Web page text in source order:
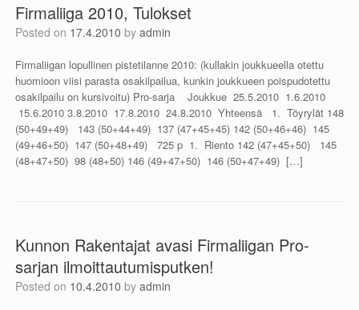
Firmaliiga 2010, Tulokset
Posted on 17.4.2010 by admin
Firmaliigan lopullinen pistetilanne 2010: (kullakin joukkueella otettu
huomioon viisi parasta osakilpailua, kunkin joukkueen poispudotettu
osakilpailu on kursivoitu) Pro-sarja Joukkue 25.5.2010 1.6.2010
15.6.2010 3.8.2010 17.8.2010 24.8.2010 Yhteensä 1. Töyrylät 148
(50+49+49) 143 (50+44+49) 137 (47+45+45) 142 (50+46+46) 145
(49+46+50) 147 (50+48+49) 725 p 1. Riento 142 (47+45+50) 145
(48+47+50) 98 (48+50) 146 (49+47+50) 146 (50+47+49) […]
Kunnon Rakentajat avasi Firmaliigan Pro-
sarjan ilmoittautumisputken!
Posted on 10.4.2010 by admin